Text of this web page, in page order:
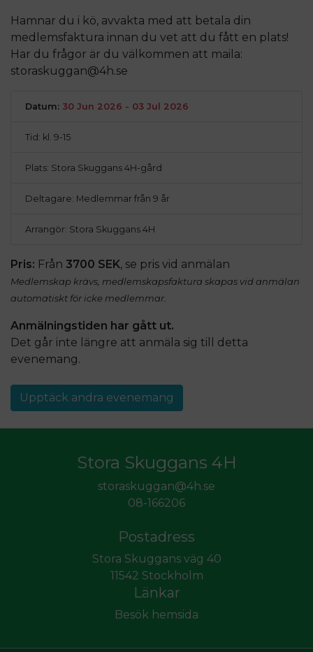
Hamnar du i kö, avvakta med att betala din
medlemsfaktura innan du vet att du fått en plats!
Har du frågor är du välkommen att maila:
storaskuggan@4h.se
Datum: 30 Jun 2026 - 03 Jul 2026
Tid: kl. 9-15
Plats: Stora Skuggans 4H-gård
Deltagare: Medlemmar från 9 år
Arrangör: Stora Skuggans 4H
Pris: Från 3700 SEK, se pris vid anmälan
Medlemskap krävs, medlemskapsfaktura skapas vid anmälan
automatiskt för icke medlemmar.
Anmälningstiden har gått ut.
Det går inte längre att anmäla sig till detta
evenemang.
Upptäck andra evenemang
Stora Skuggans 4H
storaskuggan@4h.se
08-166206
Postadress
Stora Skuggans väg 40
11542 Stockholm
Länkar
Besök hemsida